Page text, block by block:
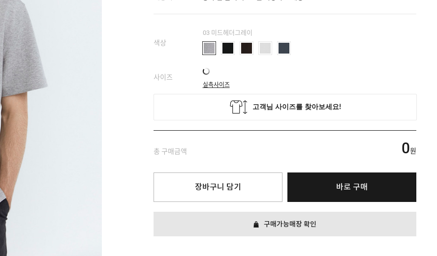
색상
03 미드헤더그레이
사이즈
실측사이즈
총 구매금액 0원
장바구니 담기 바로 구매
구매가능매장 확인